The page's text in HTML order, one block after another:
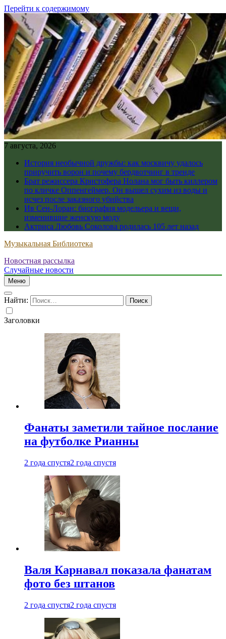
Перейти к содержимому
7 августа, 2026
История необычной дружбы: как москвичу удалось
приручить ворон и почему бердвотчинг в тренде
Брат режиссера Кристофера Нолана мог быть киллером
по кличке Оппенгеймер. Он вышел сухим из воды и
исчез после заказного убийства
Ив Сен-Лоран: биография модельера и вещи,
изменившие женскую моду
Актриса Любовь Соколова родилась 105 лет назад
Музыкальная Библиотека
Новостная рассылка
Случайные новости
Меню
Найти:
Заголовки
Фанаты заметили тайное послание
на футболке Рианны
2 года спустя2 года спустя
Валя Карнавал показала фанатам
фото без штанов
2 года спустя2 года спустя